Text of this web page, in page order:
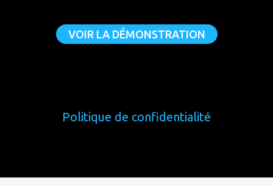
VOIR LA DÉMONSTRATION
Politique de confidentialité